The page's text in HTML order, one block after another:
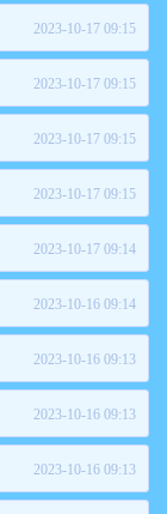
2023-10-17 09:15
2023-10-17 09:15
2023-10-17 09:15
2023-10-17 09:15
2023-10-17 09:14
2023-10-16 09:14
2023-10-16 09:13
2023-10-16 09:13
2023-10-16 09:13